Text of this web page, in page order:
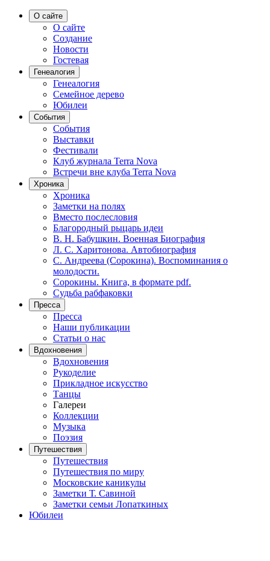
О сайте
О сайте
Создание
Новости
Гостевая
Генеалогия
Генеалогия
Семейное дерево
Юбилеи
События
События
Выставки
Фестивали
Клуб журнала Terra Nova
Встречи вне клуба Terra Nova
Хроника
Хроника
Заметки на полях
Вместо послесловия
Благородный рыцарь идеи
В. Н. Бабушкин. Военная Биография
Л. С. Харитонова. Автобиография
С. Андреева (Сорокина). Воспоминания о
молодости.
Сорокины. Книга, в формате pdf.
Судьба рабфаковки
Пресса
Пресса
Наши публикации
Статьи о нас
Вдохновения
Вдохновения
Рукоделие
Прикладное искусство
Танцы
Галереи
Коллекции
Музыка
Поэзия
Путешествия
Путешествия
Путешествия по миру
Московские каникулы
Заметки Т. Савиной
Заметки семьи Лопаткиных
Юбилеи